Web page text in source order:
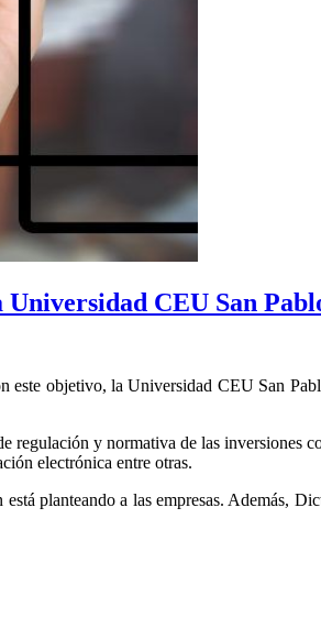
CEU San
este objetivo, la Universidad CEU San
regulación y normativa de las inversiones
electrónica entre otras.
planteando a las empresas. Además,